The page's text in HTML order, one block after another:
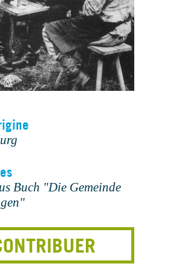
Buch "Die Gemeinde